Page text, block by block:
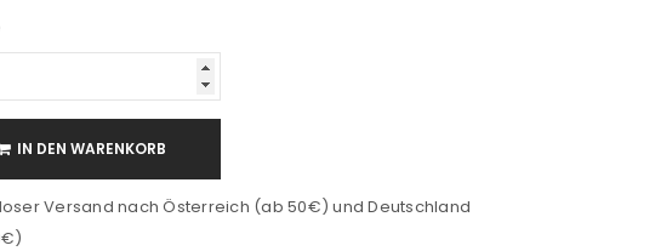
IN DEN WARENKORB
Versand nach Österreich (ab 50€) und Deutschland